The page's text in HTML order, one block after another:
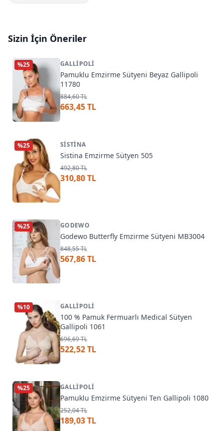
Sizin İçin Öneriler
%25 GALLIPOLI
Pamuklu Emzirme Sütyeni Beyaz Gallipoli
11780
884,60 TL
663,45 TL
%25 SISTINA
Sistina Emzirme Sütyen 505
492,80 TL
310,80 TL
%25 GODEWO
Godewo Butterfly Emzirme Sütyeni MB3004
848,55 TL
567,86 TL
%10 GALLIPOLI
100 % Pamuk Fermuarlı Medical Sütyen
Gallipoli 1061
696,69 TL
522,52 TL
%25 GALLIPOLI
Pamuklu Emzirme Sütyeni Ten Gallipoli 1080
252,04 TL
189,03 TL